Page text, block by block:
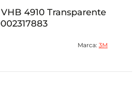
4910 Transparente
Marca: 3M